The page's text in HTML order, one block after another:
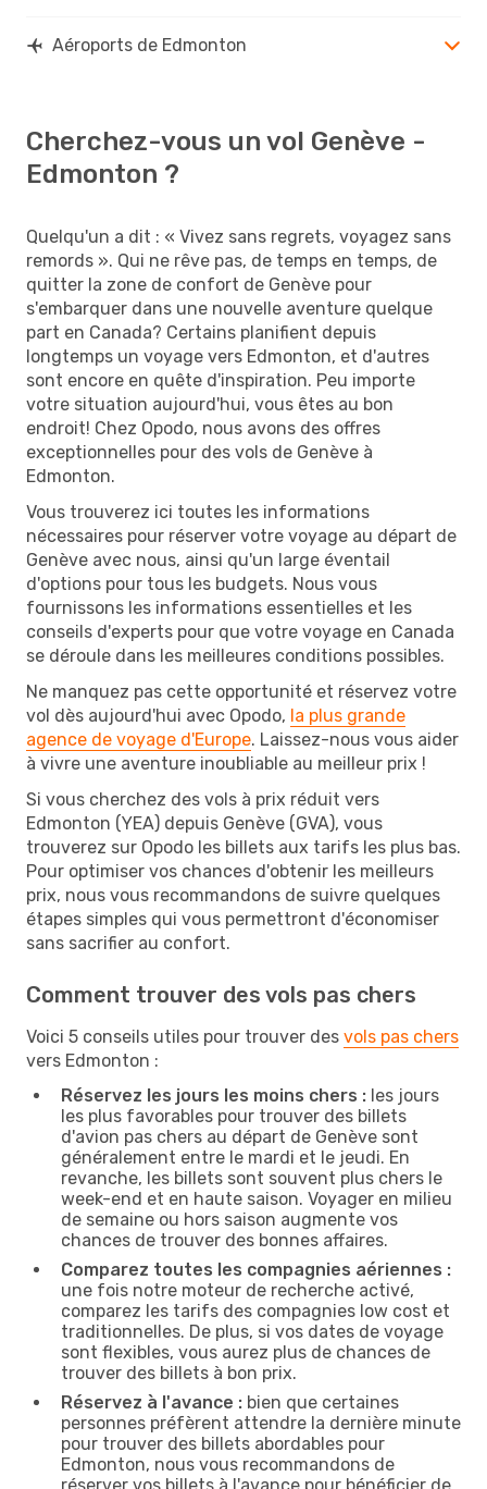
Aéroports de Edmonton
Cherchez-vous un vol Genève -
Edmonton ?
Quelqu'un a dit : « Vivez sans regrets, voyagez sans
remords ». Qui ne rêve pas, de temps en temps, de
quitter la zone de confort de Genève pour
s'embarquer dans une nouvelle aventure quelque
part en Canada? Certains planifient depuis
longtemps un voyage vers Edmonton, et d'autres
sont encore en quête d'inspiration. Peu importe
votre situation aujourd'hui, vous êtes au bon
endroit! Chez Opodo, nous avons des offres
exceptionnelles pour des vols de Genève à
Edmonton.
Vous trouverez ici toutes les informations
nécessaires pour réserver votre voyage au départ de
Genève avec nous, ainsi qu'un large éventail
d'options pour tous les budgets. Nous vous
fournissons les informations essentielles et les
conseils d'experts pour que votre voyage en Canada
se déroule dans les meilleures conditions possibles.
Ne manquez pas cette opportunité et réservez votre
vol dès aujourd'hui avec Opodo, la plus grande
agence de voyage d'Europe. Laissez-nous vous aider
à vivre une aventure inoubliable au meilleur prix !
Si vous cherchez des vols à prix réduit vers
Edmonton (YEA) depuis Genève (GVA), vous
trouverez sur Opodo les billets aux tarifs les plus bas.
Pour optimiser vos chances d'obtenir les meilleurs
prix, nous vous recommandons de suivre quelques
étapes simples qui vous permettront d'économiser
sans sacrifier au confort.
Comment trouver des vols pas chers
Voici 5 conseils utiles pour trouver des vols pas chers
vers Edmonton :
Réservez les jours les moins chers : les jours
les plus favorables pour trouver des billets
d'avion pas chers au départ de Genève sont
généralement entre le mardi et le jeudi. En
revanche, les billets sont souvent plus chers le
week-end et en haute saison. Voyager en milieu
de semaine ou hors saison augmente vos
chances de trouver des bonnes affaires.
Comparez toutes les compagnies aériennes :
une fois notre moteur de recherche activé,
comparez les tarifs des compagnies low cost et
traditionnelles. De plus, si vos dates de voyage
sont flexibles, vous aurez plus de chances de
trouver des billets à bon prix.
Réservez à l'avance : bien que certaines
personnes préfèrent attendre la dernière minute
pour trouver des billets abordables pour
Edmonton, nous vous recommandons de